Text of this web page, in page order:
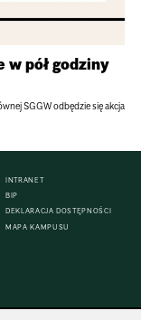
pół godziny
SGGW odbędzie się akcja
INTRANET
BIP
DEKLARACJA DOSTĘPNOŚCI
MAPA KAMPUSU